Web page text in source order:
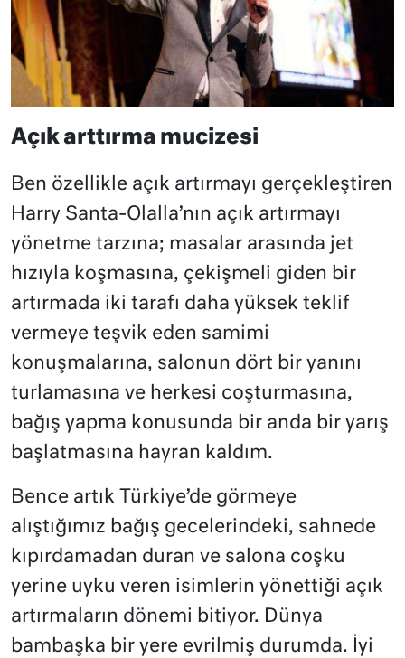
Açık arttırma mucizesi
Ben özellikle açık artırmayı gerçekleştiren
Harry Santa-Olalla’nın açık artırmayı
yönetme tarzına; masalar arasında jet
hızıyla koşmasına, çekişmeli giden bir
artırmada iki tarafı daha yüksek teklif
vermeye teşvik eden samimi
konuşmalarına, salonun dört bir yanını
turlamasına ve herkesi coşturmasına,
bağış yapma konusunda bir anda bir yarış
başlatmasına hayran kaldım.
Bence artık Türkiye’de görmeye
alıştığımız bağış gecelerindeki, sahnede
kıpırdamadan duran ve salona coşku
yerine uyku veren isimlerin yönettiği açık
artırmaların dönemi bitiyor. Dünya
bambaşka bir yere evrilmiş durumda. İyi